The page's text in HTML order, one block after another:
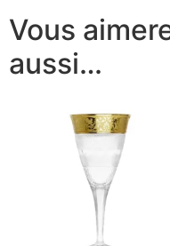
Vous
aussi…